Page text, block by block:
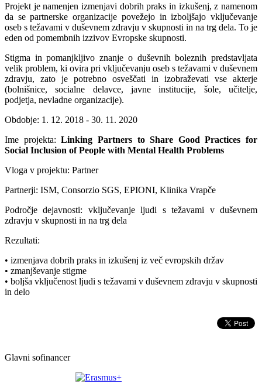
Projekt je namenjen izmenjavi dobrih praks in izkušenj, z namenom
da se partnerske organizacije povežejo in izboljšajo vključevanje
oseb s težavami v duševnem zdravju v skupnosti in na trg dela. To je
eden od pomembnih izzivov Evropske skupnosti.
Stigma in pomanjkljivo znanje o duševnih boleznih predstavljata
velik problem, ki ovira pri vključevanju oseb s težavami v duševnem
zdravju, zato je potrebno osveščati in izobraževati vse akterje
(bolnišnice, socialne delavce, javne institucije, šole, učitelje,
podjetja, nevladne organizacije).
Obdobje: 1. 12. 2018 - 30. 11. 2020
Ime projekta:Linking Partners to Share Good Practices for
Social Inclusion of People with Mental Health Problems
Vloga v projektu: Partner
Partnerji: ISM, Consorzio SGS, EPIONI, Klinika Vrapče
Področje dejavnosti: vključevanje ljudi s težavami v duševnem
zdravju v skupnosti in na trg dela
Rezultati:
• izmenjava dobrih praks in izkušenj iz več evropskih držav
• zmanjševanje stigme
• boljša vključenost ljudi s težavami v duševnem zdravju v skupnosti
in delo
Glavni sofinancer